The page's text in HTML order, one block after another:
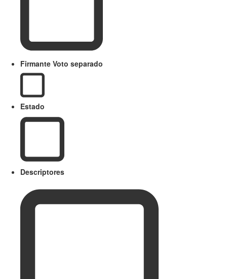
Firmante Voto separado
Estado
Descriptores